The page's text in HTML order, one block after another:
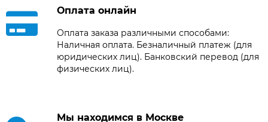
Оплата онлайн
Оплата заказа различными способами:
Наличная оплата. Безналичный платеж (для
юридических лиц). Банковский перевод (для
физических лиц).
Мы находимся в Москве